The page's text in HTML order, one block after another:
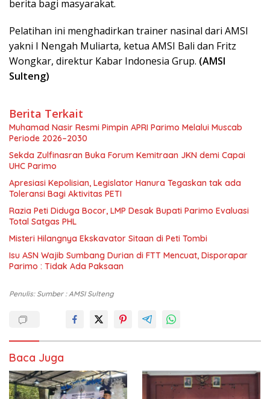
berita bagi masyarakat.
Pelatihan ini menghadirkan trainer nasinal dari AMSI
yakni I Nengah Muliarta, ketua AMSI Bali dan Fritz
Wongkar, direktur Kabar Indonesia Grup. (AMSI
Sulteng)
Berita Terkait
Muhamad Nasir Resmi Pimpin APRI Parimo Melalui Muscab
Periode 2026–2030
Sekda Zulfinasran Buka Forum Kemitraan JKN demi Capai
UHC Parimo
Apresiasi Kepolisian, Legislator Hanura Tegaskan tak ada
Toleransi Bagi Aktivitas PETI
Razia Peti Diduga Bocor, LMP Desak Bupati Parimo Evaluasi
Total Satgas PHL
Misteri Hilangnya Ekskavator Sitaan di Peti Tombi
Isu ASN Wajib Sumbang Durian di FTT Mencuat, Disporapar
Parimo : Tidak Ada Paksaan
Penulis: Sumber : AMSI Sulteng
Baca Juga